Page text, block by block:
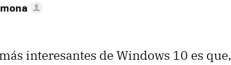
interesantes de Windows 10 es